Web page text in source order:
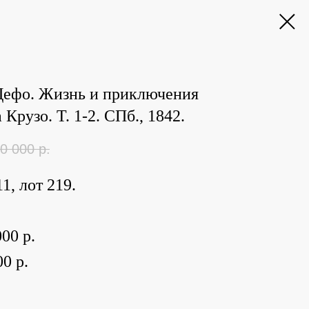
Жизнь и приключения
Крузо. Т. 1-2. СПб., 1842.
000 р.
лот 219.
р.
р.